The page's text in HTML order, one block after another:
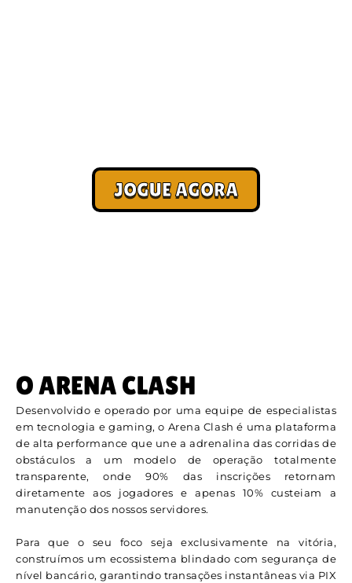
JOGUE AGORA
O ARENA CLASH
Desenvolvido e operado por uma equipe de especialistas
em tecnologia e gaming, o Arena Clash é uma plataforma
de alta performance que une a adrenalina das corridas de
obstáculos a um modelo de operação totalmente
transparente, onde 90% das inscrições retornam
diretamente aos jogadores e apenas 10% custeiam a
manutenção dos nossos servidores.
Para que o seu foco seja exclusivamente na vitória,
construímos um ecossistema blindado com segurança de
nível bancário, garantindo transações instantâneas via PIX